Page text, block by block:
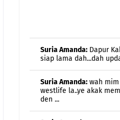
westlife la..ye akak
den ...
Suria Amanda:
Alhamdulillah..selamat
blog...risau kalau h ...